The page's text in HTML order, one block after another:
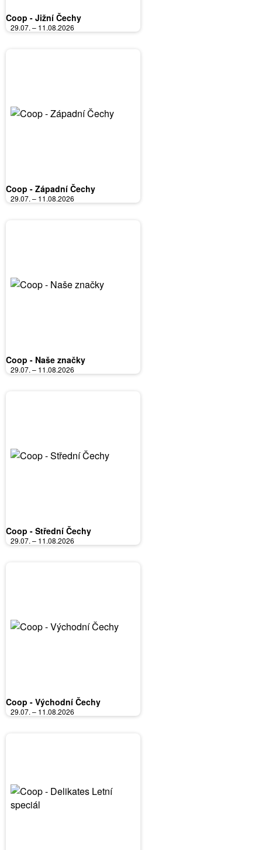
Coop - Jižní Čechy
29.07. – 11.08.2026
Coop - Západní Čechy
29.07. – 11.08.2026
Coop - Naše značky
29.07. – 11.08.2026
Coop - Střední Čechy
29.07. – 11.08.2026
Coop - Východní Čechy
29.07. – 11.08.2026